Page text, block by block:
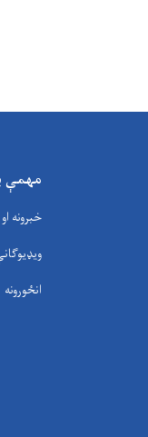
مهمې
خبرونه
انځورونه